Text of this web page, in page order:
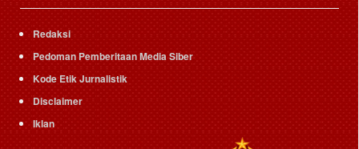
Redaksi
Pedoman Pemberitaan Media Siber
Kode Etik Jurnalistik
Disclaimer
Iklan